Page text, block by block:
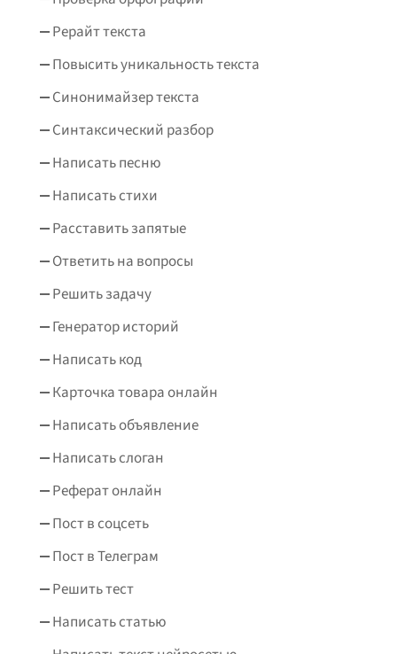
Рерайт текста
Повысить уникальность текста
Синонимайзер текста
Синтаксический разбор
Написать песню
Написать стихи
Расставить запятые
Ответить на вопросы
Решить задачу
Генератор историй
Написать код
Карточка товара онлайн
Написать объявление
Написать слоган
Реферат онлайн
Пост в соцсеть
Пост в Телеграм
Решить тест
Написать статью